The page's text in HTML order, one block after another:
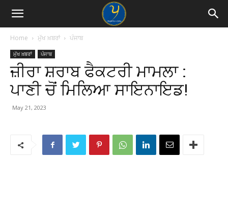
Home ਮੁੱਖ ਖ਼ਬਰਾਂ ਪੰਜਾਬ
ਮੁੱਖ ਖ਼ਬਰਾਂ ਪੰਜਾਬ
ਜ਼ੀਰਾ ਸ਼ਰਾਬ ਫੈਕਟਰੀ ਮਾਮਲਾ :
ਪਾਣੀ ਚੋਂ ਮਿਲਿਆ ਸਾਇਨਾਇਡ!
May 21, 2023